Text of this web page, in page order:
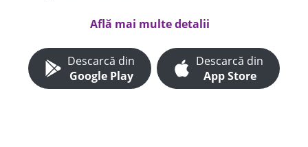
Află mai multe detalii
Descarcă din
Google Play
Descarcă din
App Store